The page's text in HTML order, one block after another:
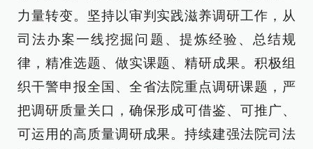
力量转变。坚持以审判实践滋养调研工作，从
司法办案一线挖掘问题、提炼经验、总结规
律，精准选题、做实课题、精研成果。积极组
织干警申报全国、全省法院重点调研课题，严
把调研质量关口，确保形成可借鉴、可推广、
可运用的高质量调研成果。持续建强法院司法